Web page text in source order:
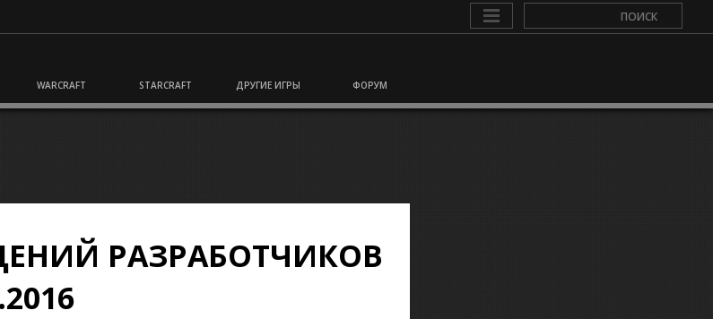
WARCRAFT STARCRAFT ДРУГИЕ ИГРЫ ФОРУМ
РАЗРАБОТЧИКОВ